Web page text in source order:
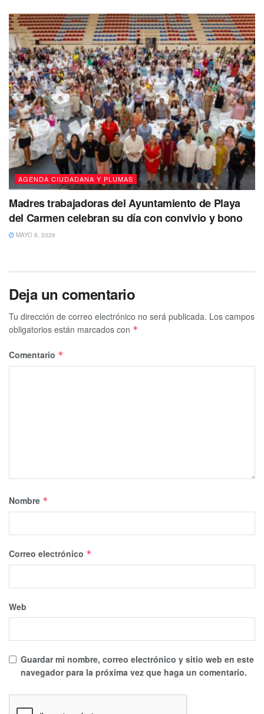
AGENDA CIUDADANA Y PLUMAS
Madres trabajadoras del Ayuntamiento de Playa
del Carmen celebran su día con convivio y bono
MAYO 8, 2026
Deja un comentario
Tu dirección de correo electrónico no será publicada. Los campos
obligatorios están marcados con *
Comentario *
Nombre *
Correo electrónico *
Web
Guardar mi nombre, correo electrónico y sitio web en este
navegador para la próxima vez que haga un comentario.